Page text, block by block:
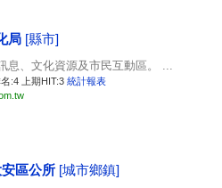
局 [縣市]
息、文化資源及市民互動區。 ...
名:4 上期HIT:3 統計報表
區公所 [城市鄉鎮]